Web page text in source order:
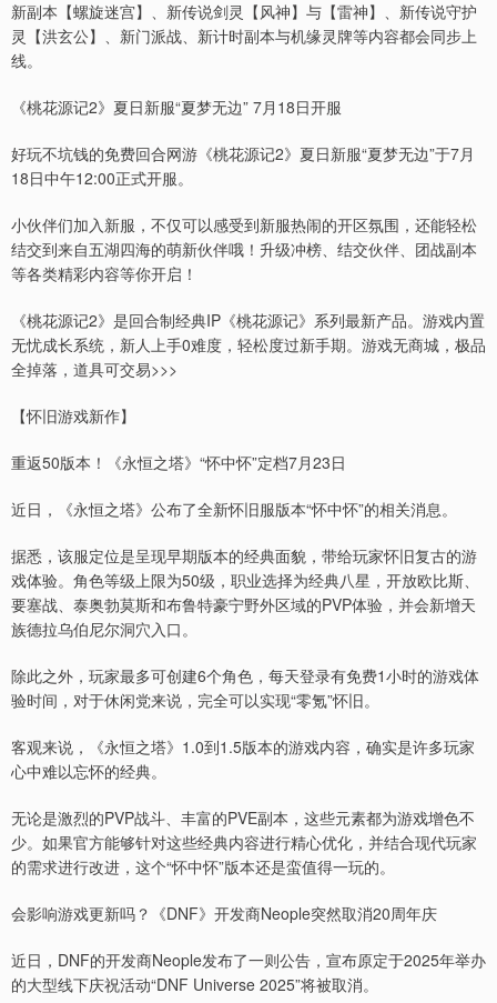
新副本【螺旋迷宫】、新传说剑灵【风神】与【雷神】、新传说守护
灵【洪玄公】、新门派战、新计时副本与机缘灵牌等内容都会同步上
线。
《桃花源记2》夏日新服“夏梦无边” 7月18日开服
好玩不坑钱的免费回合网游《桃花源记2》夏日新服“夏梦无边”于7月
18日中午12:00正式开服。
小伙伴们加入新服，不仅可以感受到新服热闹的开区氛围，还能轻松
结交到来自五湖四海的萌新伙伴哦！升级冲榜、结交伙伴、团战副本
等各类精彩内容等你开启！
《桃花源记2》是回合制经典IP《桃花源记》系列最新产品。游戏内置
无忧成长系统，新人上手0难度，轻松度过新手期。游戏无商城，极品
全掉落，道具可交易>>>
【怀旧游戏新作】
重返50版本！《永恒之塔》“怀中怀”定档7月23日
近日，《永恒之塔》公布了全新怀旧服版本“怀中怀”的相关消息。
据悉，该服定位是呈现早期版本的经典面貌，带给玩家怀旧复古的游
戏体验。角色等级上限为50级，职业选择为经典八星，开放欧比斯、
要塞战、泰奥勃莫斯和布鲁特豪宁野外区域的PVP体验，并会新增天
族德拉乌伯尼尔洞穴入口。
除此之外，玩家最多可创建6个角色，每天登录有免费1小时的游戏体
验时间，对于休闲党来说，完全可以实现“零氪”怀旧。
客观来说，《永恒之塔》1.0到1.5版本的游戏内容，确实是许多玩家
心中难以忘怀的经典。
无论是激烈的PVP战斗、丰富的PVE副本，这些元素都为游戏增色不
少。如果官方能够针对这些经典内容进行精心优化，并结合现代玩家
的需求进行改进，这个“怀中怀”版本还是蛮值得一玩的。
会影响游戏更新吗？《DNF》开发商Neople突然取消20周年庆
近日，DNF的开发商Neople发布了一则公告，宣布原定于2025年举办
的大型线下庆祝活动“DNF Universe 2025”将被取消。